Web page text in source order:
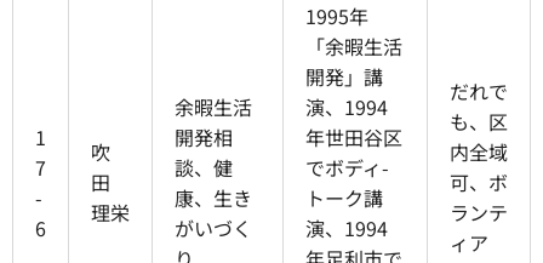
1
7
-
6
吹
田
理栄
余暇生活
開発相
談、健
康、生き
がいづく
1995年
「余暇生活
開発」講
演、1994
年世田谷区
でボディ-
トーク講
演、1994
だれで
も、区
内全域
可、ボ
ランテ
ィア